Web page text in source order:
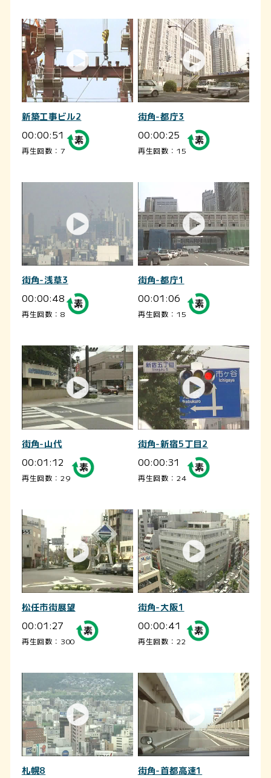
新築工事ビル2
00:00:51
再生回数：7
街角-都庁3
00:00:25
再生回数：15
街角-浅草3
00:00:48
再生回数：8
街角-都庁1
00:01:06
再生回数：15
街角-山代
00:01:12
再生回数：29
街角-新宿5丁目2
00:00:31
再生回数：24
松任市街展望
00:01:27
再生回数：300
街角-大阪1
00:00:41
再生回数：22
札幌8 街角-首都高速1